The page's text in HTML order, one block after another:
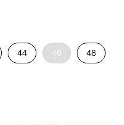
44 46 48